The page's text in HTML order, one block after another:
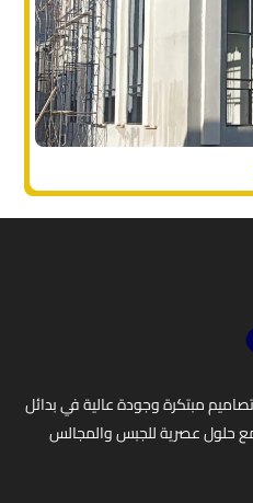
مبتكرة وجودة عالية في بدائل
مع حلول عصرية للجبس والمجالس